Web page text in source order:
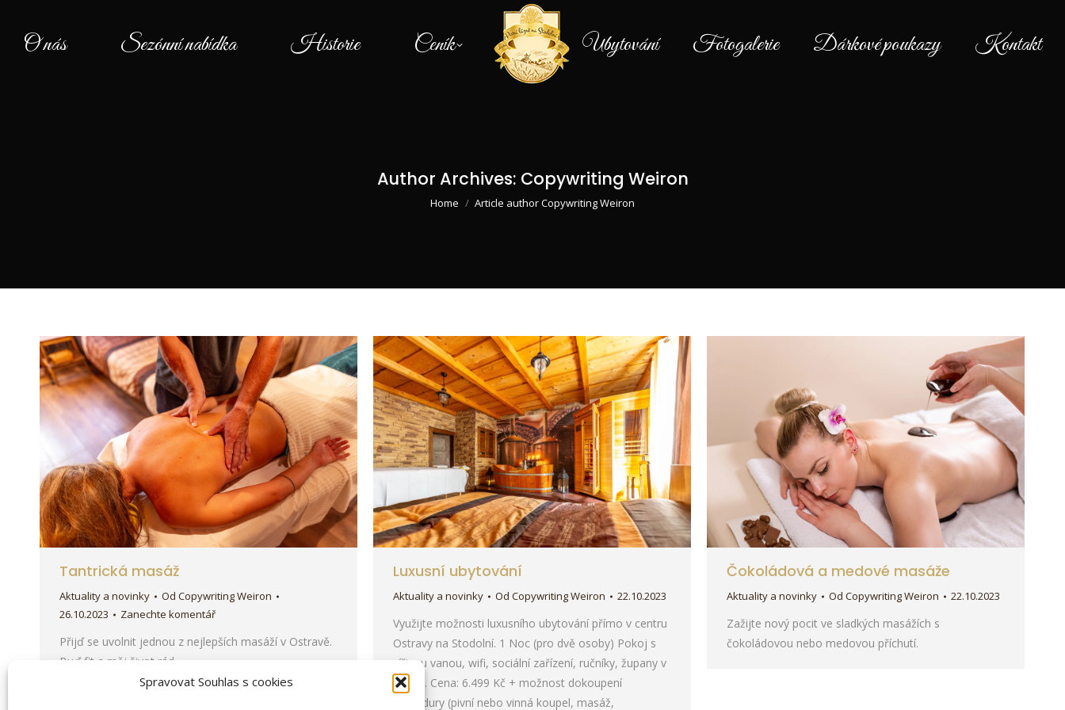
Spravovat Souhlas s cookies
O nás Sezónní nabídka Historie Ceník Ubytování Fotogalerie Dárkové poukazy Kontakt
Author Archives: Copywriting Weiron
You are here:
Home Article author Copywriting Weiron
Tantrická masáž
Aktuality a novinky Od Copywriting Weiron
26.10.2023
Zanechte komentář
Přijď se uvolnit jednou z nejlepších masáží v Ostravě.
Buď fit a měj život rád.
Luxusní ubytování
Aktuality a novinky Od Copywriting Weiron 22.10.2023
Využijte možnosti luxusního ubytování přímo v centru
Ostravy na Stodolní. 1 Noc (pro dvě osoby) Pokoj s
vířivou vanou, wifi, sociální zařízení, ručníky, župany v
pokoji. Cena: 6.499 Kč + možnost dokoupení
procedury (pivní nebo vinná koupel, masáž,
Čokoládová a medové masáže
Aktuality a novinky Od Copywriting Weiron 22.10.2023
Zažijte nový pocit ve sladkých masážích s
čokoládovou nebo medovou příchutí.